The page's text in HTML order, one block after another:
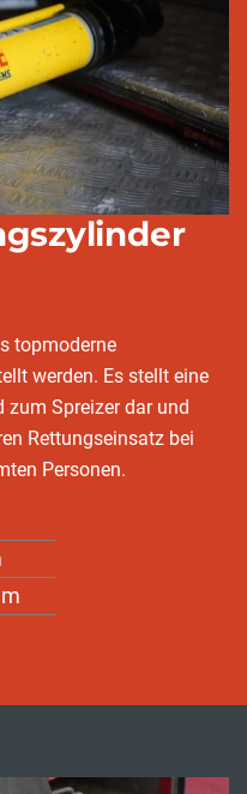
topmoderne
werden. Es stellt eine
zum Spreizer dar und
Rettungseinsatz bei
Personen.